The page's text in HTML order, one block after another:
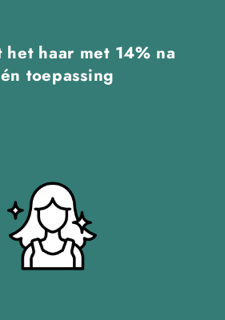
haar met 14% na
toepassing